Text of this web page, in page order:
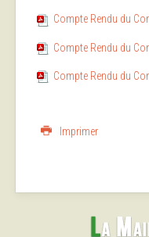
Compte Rendu du
Compte Rendu du
Compte Rendu du
Imprimer